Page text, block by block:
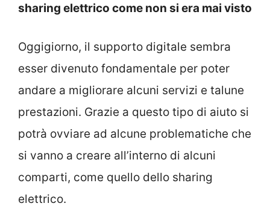
sharing elettrico come non si era mai visto
Oggigiorno, il supporto digitale sembra
esser divenuto fondamentale per poter
andare a migliorare alcuni servizi e talune
prestazioni. Grazie a questo tipo di aiuto si
potrà ovviare ad alcune problematiche che
si vanno a creare all’interno di alcuni
comparti, come quello dello sharing
elettrico.